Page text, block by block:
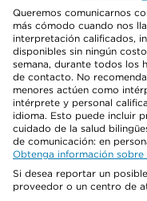
Queremos comunicarnos
más cómodo cuando nos
interpretación calificados,
disponibles sin ningún
semana, durante todos los
de contacto. No
menores actúen como
intérprete y personal
idioma. Esto puede incluir
cuidado de la salud
de comunicación: en
Obtenga información
Si desea reportar un
proveedor o un centro de